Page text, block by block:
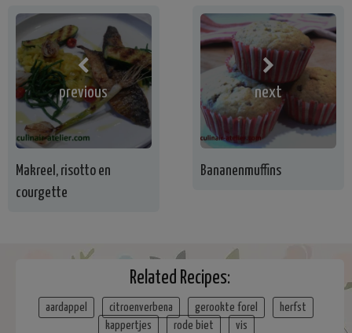
previous
Makreel, risotto en
courgette
next
Bananenmuffins
Related Recipes:
aardappel citroenverbena gerookte forel
herfst
kappertjes
rode biet vis